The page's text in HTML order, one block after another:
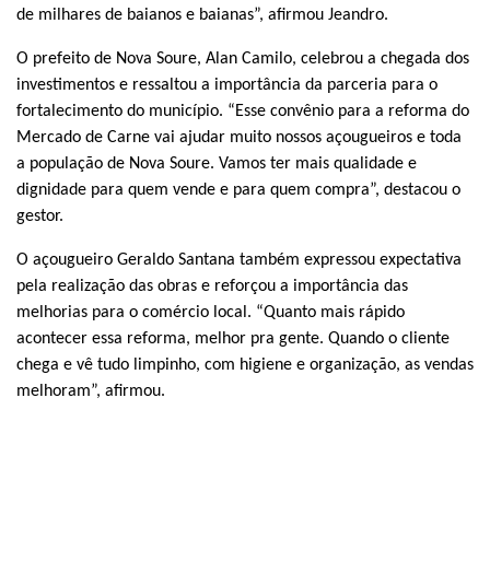
de milhares de baianos e baianas”, afirmou Jeandro.
O prefeito de Nova Soure, Alan Camilo, celebrou a chegada dos
investimentos e ressaltou a importância da parceria para o
fortalecimento do município. “Esse convênio para a reforma do
Mercado de Carne vai ajudar muito nossos açougueiros e toda
a população de Nova Soure. Vamos ter mais qualidade e
dignidade para quem vende e para quem compra”, destacou o
gestor.
O açougueiro Geraldo Santana também expressou expectativa
pela realização das obras e reforçou a importância das
melhorias para o comércio local. “Quanto mais rápido
acontecer essa reforma, melhor pra gente. Quando o cliente
chega e vê tudo limpinho, com higiene e organização, as vendas
melhoram”, afirmou.